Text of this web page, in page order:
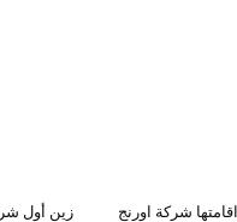
شركة اورنج
زين أول